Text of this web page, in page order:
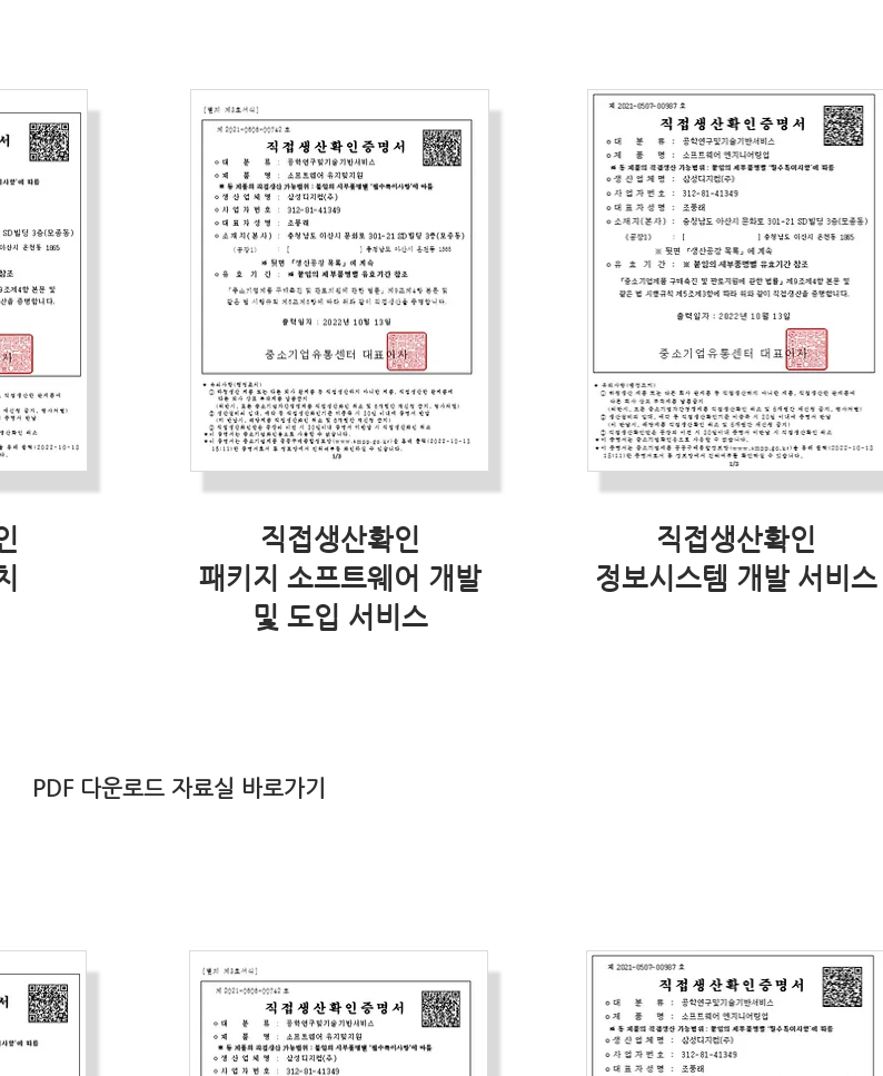
직접생산확인
​패키지 소프트웨어 개발
및 도입 서비스
직접생산확인
정보시스템 개발 서비스
PDF 다운로드 자료실 바로가기